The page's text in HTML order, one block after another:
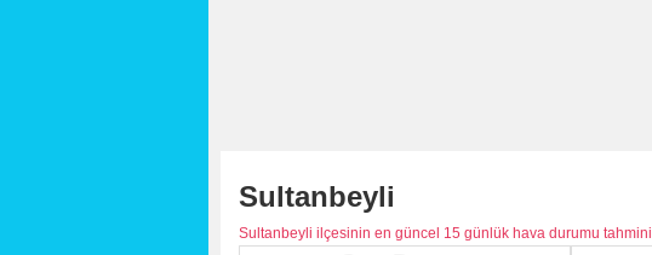
Sultanbeyli
Sultanbeyli ilçesinin en güncel 15 günlük hava durumu tahmini